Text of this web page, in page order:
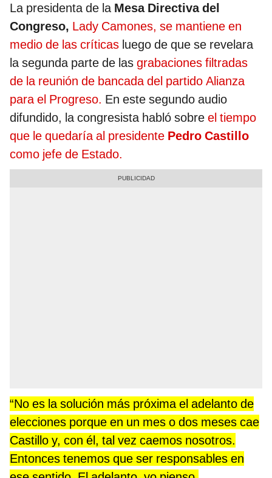
La presidenta de la Mesa Directiva del
Congreso, Lady Camones, se mantiene en
medio de las críticas luego de que se revelara
la segunda parte de las grabaciones filtradas
de la reunión de bancada del partido Alianza
para el Progreso. En este segundo audio
difundido, la congresista habló sobre el tiempo
que le quedaría al presidente Pedro Castillo
como jefe de Estado.
“No es la solución más próxima el adelanto de
elecciones porque en un mes o dos meses cae
Castillo y, con él, tal vez caemos nosotros.
Entonces tenemos que ser responsables en